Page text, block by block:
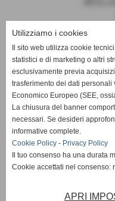
Utilizziamo i cookies
Il sito web utilizza cookie
statistici e di marketing o altri
esclusivamente previa
trasferimento dei dati
Economico Europeo (SEE,
La chiusura del banner
necessari. Se desideri
informative complete.
Cookie Policy - Privacy Policy
Il tuo consenso ha una durata
Cookie accettati nel consenso:
APRI